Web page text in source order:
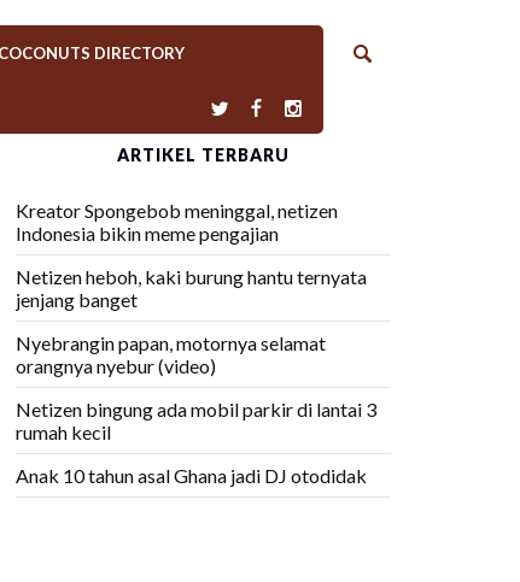
COCONUTS DIRECTORY
ARTIKEL TERBARU
Kreator Spongebob meninggal, netizen
Indonesia bikin meme pengajian
Netizen heboh, kaki burung hantu ternyata
jenjang banget
Nyebrangin papan, motornya selamat
orangnya nyebur (video)
Netizen bingung ada mobil parkir di lantai 3
rumah kecil
Anak 10 tahun asal Ghana jadi DJ otodidak